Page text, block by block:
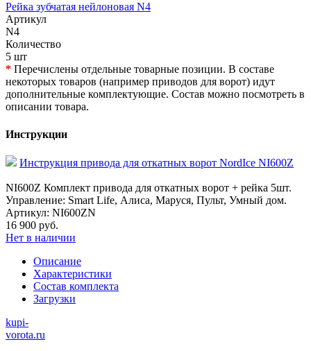
Рейка зубчатая нейлоновая N4
Артикул
N4
Количество
5 шт
* Перечислены отдельные товарные позиции. В составе
некоторых товаров (например приводов для ворот) идут
дополнительные комплектующие. Состав можно посмотреть в
описании товара.
Инструкции
Инструкция привода для откатных ворот NordIce NI600Z
NI600Z Комплект привода для откатных ворот + рейка 5шт.
Управление: Smart Life, Алиса, Маруся, Пульт, Умный дом.
Артикул: NI600ZN
16 900 руб.
Нет в наличии
Описание
Характеристики
Состав комплекта
Загрузки
kupi-
vorota.ru